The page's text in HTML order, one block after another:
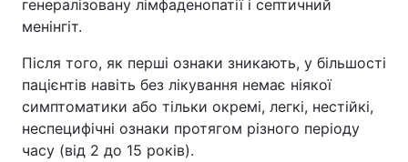
генералізовану лімфаденопатії і септичний
менінгіт.
Після того, як перші ознаки зникають, у більшості
пацієнтів навіть без лікування немає ніякої
симптоматики або тільки окремі, легкі, нестійкі,
неспецифічні ознаки протягом різного періоду
часу (від 2 до 15 років).